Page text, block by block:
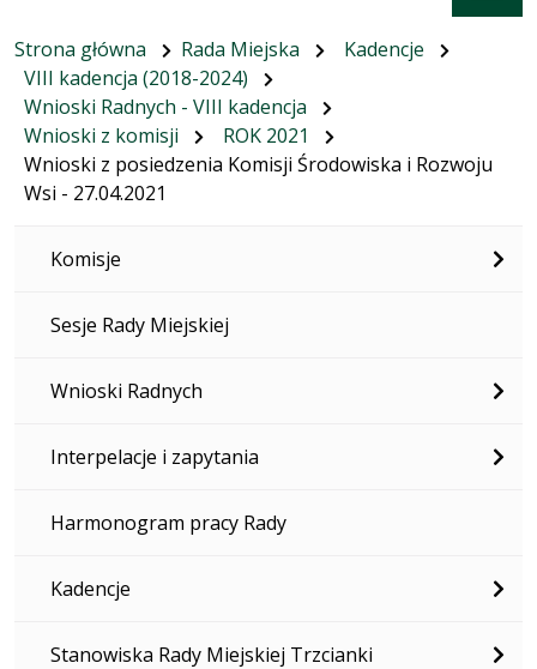
Strona główna Rada Miejska
Kadencje
VIII kadencja (2018-2024)
Wnioski Radnych - VIII kadencja
Wnioski z komisji
ROK 2021
Wnioski z posiedzenia Komisji Środowiska i Rozwoju
Wsi - 27.04.2021
Komisje
Sesje Rady Miejskiej
Wnioski Radnych
Interpelacje i zapytania
Harmonogram pracy Rady
Kadencje
Stanowiska Rady Miejskiej Trzcianki